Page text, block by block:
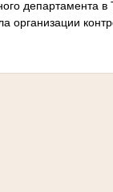
департамента
организации